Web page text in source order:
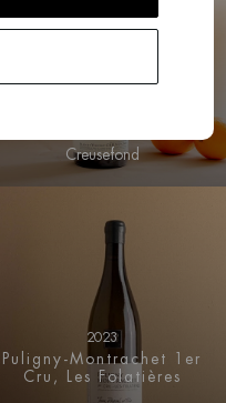
Creusefond
2023
Puligny-Montrachet 1er
Cru, Les Folatières